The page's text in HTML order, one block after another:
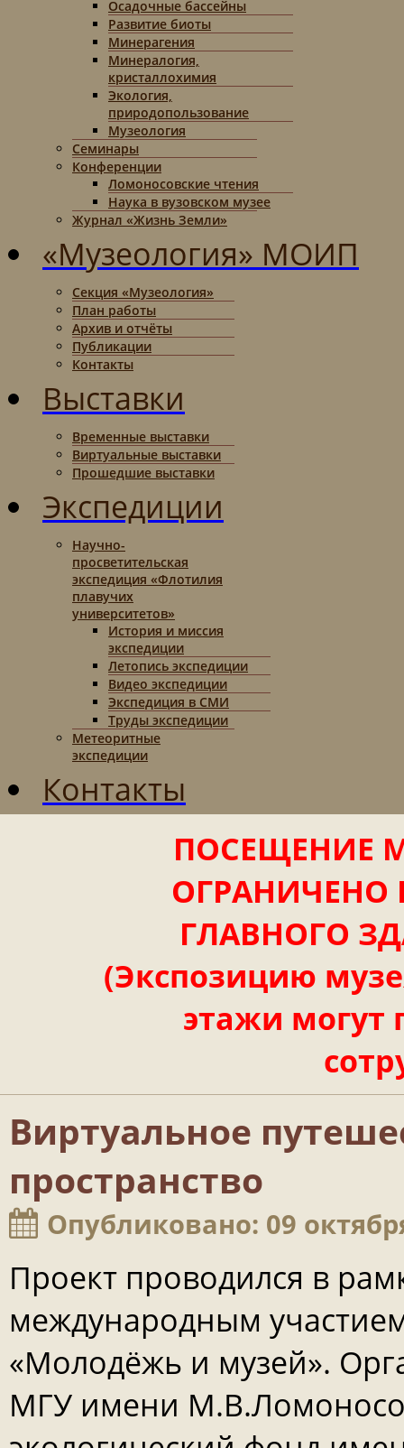
Осадочные бассейны
Развитие биоты
Минерагения
Минералогия,
кристаллохимия
Экология,
природопользование
Музеология
Семинары
Конференции
Ломоносовские чтения
Наука в вузовском музее
Журнал «Жизнь Земли»
«Музеология» МОИП
Секция «Музеология»
План работы
Архив и отчёты
Публикации
Контакты
Выставки
Временные выставки
Виртуальные выставки
Прошедшие выставки
Экспедиции
Научно-
просветительская
экспедиция «Флотилия
плавучих
университетов»
История и миссия
экспедиции
Летопись экспедиции
Видео экспедиции
Экспедиция в СМИ
Труды экспедиции
Метеоритные
экспедиции
Контакты
ПОСЕЩЕНИЕ
ОГРАНИЧЕНО
ГЛАВНОГО
(Экспозицию
этажи могут
Виртуальное
пространство
Опубликовано: 09
Проект проводился в
международным
«Молодёжь и музей».
МГУ имени